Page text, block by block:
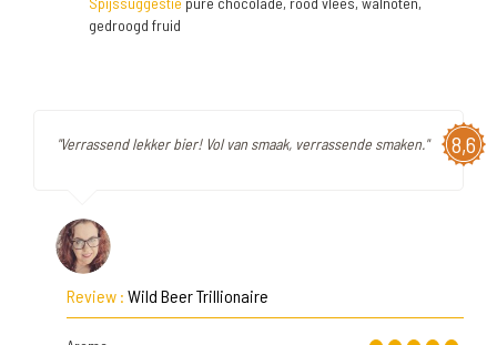
gedroogd fruid
8,6
"Verrassend lekker bier! Vol van smaak, verrassende smaken."
Review : Wild Beer Trillionaire